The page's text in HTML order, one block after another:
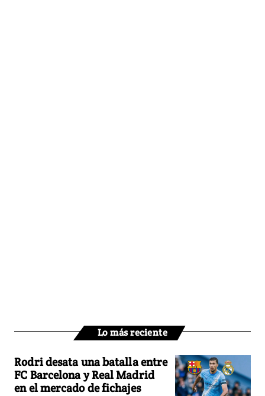
Lo más reciente
Rodri desata una batalla entre
FC Barcelona y Real Madrid
en el mercado de fichajes